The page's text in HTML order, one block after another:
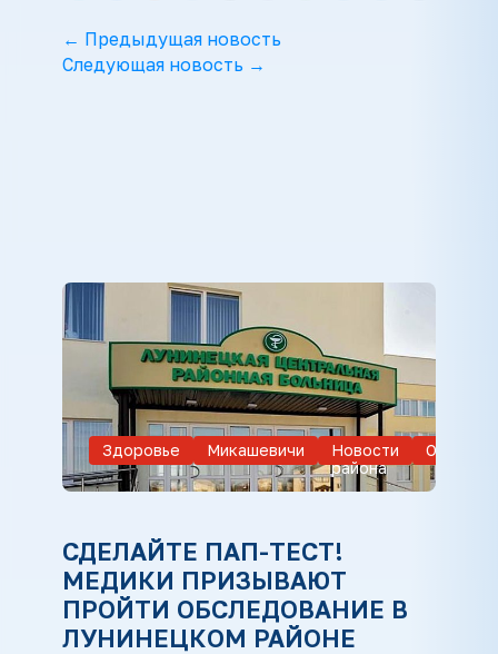
← Предыдущая новость
Следующая новость →
Здоровье Микашевичи
Новости
района
СДЕЛАЙТЕ ПАП-ТЕСТ!
МЕДИКИ ПРИЗЫВАЮТ
ПРОЙТИ ОБСЛЕДОВАНИЕ В
ЛУНИНЕЦКОМ РАЙОНЕ